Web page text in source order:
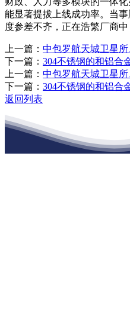
能显著提拔上线成功率。当
度参差不齐，正在浩繁厂商中
上一篇： 中包罗航天城卫星
下一篇： 304不锈钢的和铝合
上一篇： 中包罗航天城卫星
下一篇： 304不锈钢的和铝合
返回列表